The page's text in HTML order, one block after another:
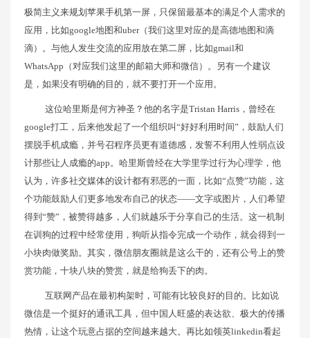
极简主义来规划苹果手机第一屏，只保留最基本的满足个人需求的
应用，比如google地图和uber（我们这里对应的是高德地图和滴
滴）。与他人发生交流的应用放在第二屏，比如gmail和
WhatsApp（对应我们这里的邮箱大师和微信）。另有一个建议
是，如果没有明确的目的，就不要打开一个应用。
这位哈里斯是何方神圣？他的名字是Tristan Harris，曾经在
google打工，后来他发起了一个组织叫“好好利用时间”，鼓励人们
摆脱手机成瘾，并号召程序员更有道德感，发誓不利用人性弱点设
计那些让人成瘾的app。哈里斯曾经在大学里学过行为心理学，他
认为，许多社交媒体的设计都有邪恶的一面，比如“点赞”功能，这
个功能鼓励人们更多地发布自己的状态——文字或图片，人们希望
得到“赞”，被赞得越多，人们就越乐于分享自己的生活。这一机制
在训狗的过程中经常使用，狗听从指令完成一个动作，就会得到一
小块肉做奖励。其实，微信朋友圈就是这么干的，还有公号上的赞
赏功能，十块八块的赞赏，就是给狗丢下的肉。
互联网产品在最初构架时，可能有比较良好的目的。比如说
微信是一个挺好的通讯工具，但中国人旺盛的表达欲、极大的传播
热情，让这个玩意占据的空间越来越大。再比如领英linkedin看起